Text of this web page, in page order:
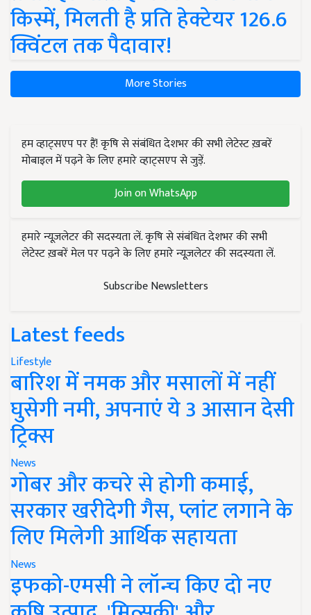
किस्में, मिलती है प्रति हेक्टेयर 126.6
क्विंटल तक पैदावार!
More Stories
हम व्हाट्सएप पर हैं! कृषि से संबंधित देशभर की सभी लेटेस्ट ख़बरें
मोबाइल में पढ़ने के लिए हमारे व्हाट्सएप से जुड़ें.
Join on WhatsApp
हमारे न्यूज़लेटर की सदस्यता लें. कृषि से संबंधित देशभर की सभी
लेटेस्ट ख़बरें मेल पर पढ़ने के लिए हमारे न्यूज़लेटर की सदस्यता लें.
Subscribe Newsletters
Latest feeds
Lifestyle
बारिश में नमक और मसालों में नहीं
घुसेगी नमी, अपनाएं ये 3 आसान देसी
ट्रिक्स
News
गोबर और कचरे से होगी कमाई,
सरकार खरीदेगी गैस, प्लांट लगाने के
लिए मिलेगी आर्थिक सहायता
News
इफको-एमसी ने लॉन्च किए दो नए